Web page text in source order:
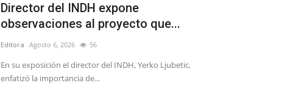
Director del INDH expone
observaciones al proyecto que...
Editora Agosto 6, 2026 56
En su exposición el director del INDH, Yerko Ljubetic,
enfatizó la importancia de...